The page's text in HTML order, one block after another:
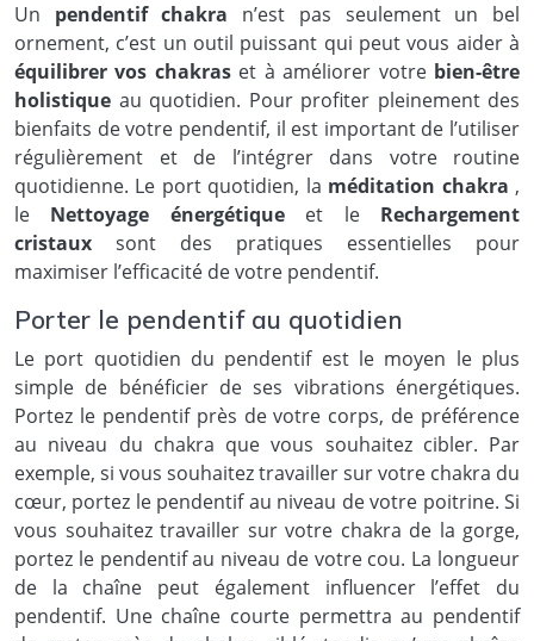
Un pendentif chakra n’est pas seulement un bel
ornement, c’est un outil puissant qui peut vous aider à
équilibrer vos chakras et à améliorer votre bien-être
holistique au quotidien. Pour profiter pleinement des
bienfaits de votre pendentif, il est important de l’utiliser
régulièrement et de l’intégrer dans votre routine
quotidienne. Le port quotidien, la méditation chakra ,
le Nettoyage énergétique et le Rechargement
cristaux sont des pratiques essentielles pour
maximiser l’efficacité de votre pendentif.
Porter le pendentif au quotidien
Le port quotidien du pendentif est le moyen le plus
simple de bénéficier de ses vibrations énergétiques.
Portez le pendentif près de votre corps, de préférence
au niveau du chakra que vous souhaitez cibler. Par
exemple, si vous souhaitez travailler sur votre chakra du
cœur, portez le pendentif au niveau de votre poitrine. Si
vous souhaitez travailler sur votre chakra de la gorge,
portez le pendentif au niveau de votre cou. La longueur
de la chaîne peut également influencer l’effet du
pendentif. Une chaîne courte permettra au pendentif